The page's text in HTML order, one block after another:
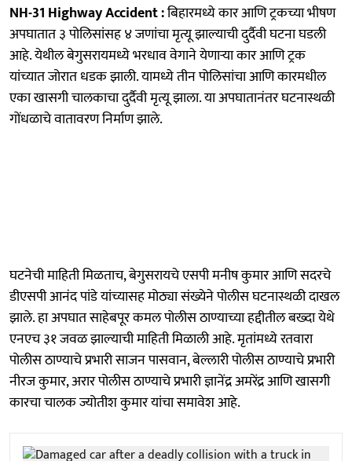
NH-31 Highway Accident :बिहारमध्ये कार आणि ट्रकच्या भीषण
अपघातात ३ पोलिसांसह ४ जणांचा मृत्यू झाल्याची दुर्दैवी घटना घडली
आहे. येथील बेगुसरायमध्ये भरधाव वेगाने येणाऱ्या कार आणि ट्रक
यांच्यात जोरात धडक झाली. यामध्ये तीन पोलिसांचा आणि कारमधील
एका खासगी चालकाचा दुर्दैवी मृत्यू झाला. या अपघातानंतर घटनास्थळी
गोंधळाचे वातावरण निर्माण झाले.
घटनेची माहिती मिळताच, बेगुसरायचे एसपी मनीष कुमार आणि सदरचे
डीएसपी आनंद पांडे यांच्यासह मोठ्या संख्येने पोलीस घटनास्थळी दाखल
झाले. हा अपघात साहेबपूर कमल पोलीस ठाण्याच्या हद्दीतील बख्दा येथे
एनएच ३१ जवळ झाल्याची माहिती मिळाली आहे. मृतांमध्ये रतवारा
पोलीस ठाण्याचे प्रभारी साजन पासवान, बेल्लारी पोलीस ठाण्याचे प्रभारी
नीरज कुमार, अरार पोलीस ठाण्याचे प्रभारी ज्ञानेंद्र अमरेंद्र आणि खासगी
कारचा चालक ज्योतीश कुमार यांचा समावेश आहे.